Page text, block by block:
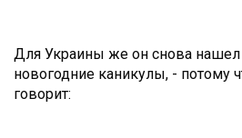
Для Украины же он снова
новогодние каникулы, - потому
говорит: